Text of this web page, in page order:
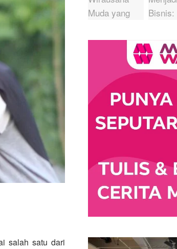
salah satu dari